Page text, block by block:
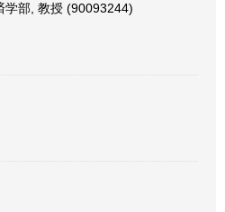
学部, 教授 (90093244)